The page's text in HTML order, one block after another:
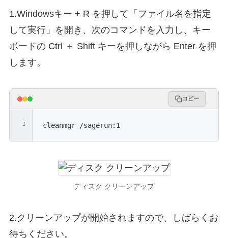
1.Windowsキー + R を押して「ファイル名を指定
して実行」を開き、次のコマンドを入力し、キー
ボードの Ctrl ＋ Shift キーを押しながら Enter を押
します。
コピー
cleanmgr /sagerun:1
ディスク クリーンアップ
2.クリーンアップが開始されますので、しばらくお
待ちください。